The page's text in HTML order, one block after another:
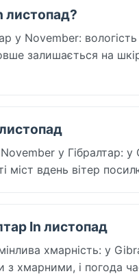
листопад?
у November:
залишається на
у Гібралтар:
міст вдень вітер
In листопад
хмарність: у
з хмарними, і погода